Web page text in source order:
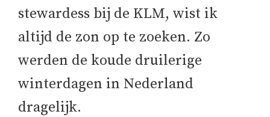
stewardess bij de KLM, wist ik
altijd de zon op te zoeken. Zo
werden de koude druilerige
winterdagen in Nederland
dragelijk.